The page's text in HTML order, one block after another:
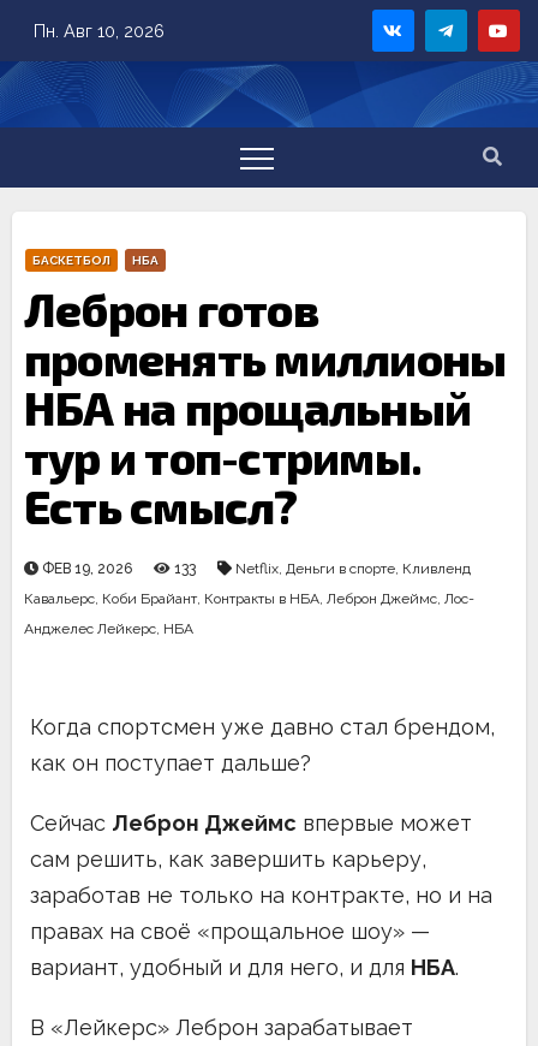
content
Пн. Авг 10, 2026
БАСКЕТБОЛ НБА
Леброн готов
променять миллионы
НБА на прощальный
тур и топ-стримы.
Есть смысл?
ФЕВ 19, 2026 133 Netflix, Деньги в спорте, Кливленд
Кавальерс, Коби Брайант, Контракты в НБА, Леброн Джеймс, Лос-
Анджелес Лейкерс, НБА
Когда спортсмен уже давно стал брендом,
как он поступает дальше?
Сейчас Леброн Джеймс впервые может
сам решить, как завершить карьеру,
заработав не только на контракте, но и на
правах на своё «прощальное шоу» —
вариант, удобный и для него, и для НБА.
В «Лейкерс» Леброн зарабатывает